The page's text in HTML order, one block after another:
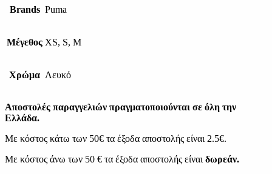
Brands Puma
Μέγεθος XS, S, M
Χρώμα Λευκό
Αποστολές παραγγελιών πραγματοποιούνται σε όλη την
Ελλάδα.
Με κόστος κάτω των 50€ τα έξοδα αποστολής είναι 2.5€.
Με κόστος άνω των 50 € τα έξοδα αποστολής είναι δωρεάν.